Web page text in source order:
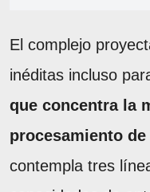
El complejo
inéditas incluso
que concentra la
procesamiento
contempla tres